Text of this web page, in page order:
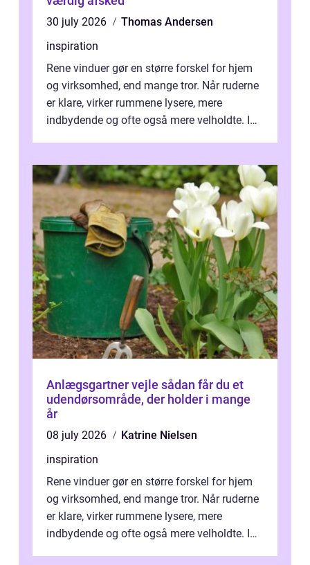
30 july 2026
Thomas Andersen
inspiration
Rene vinduer gør en større forskel for hjem
og virksomhed, end mange tror. Når ruderne
er klare, virker rummene lysere, mere
indbydende og ofte også mere velholdte. I
Anlægsgartner vejle sådan får du et
udendørsområde, der holder i mange
år
08 july 2026
Katrine Nielsen
inspiration
Rene vinduer gør en større forskel for hjem
og virksomhed, end mange tror. Når ruderne
er klare, virker rummene lysere, mere
indbydende og ofte også mere velholdte. I